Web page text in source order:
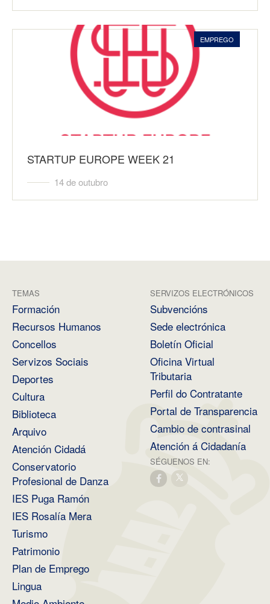
EMPREGO
STARTUP EUROPE WEEK 21
14 de outubro
TEMAS
Formación
Recursos Humanos
Concellos
Servizos Sociais
Deportes
Cultura
Biblioteca
Arquivo
Atención Cidadá
Conservatorio
Profesional de Danza
IES Puga Ramón
IES Rosalía Mera
Turismo
Patrimonio
Plan de Emprego
Lingua
SERVIZOS ELECTRÓNICOS
Subvencións
Sede electrónica
Boletín Oficial
Oficina Virtual
Tributaria
Perfil do Contratante
Portal de Transparencia
Cambio de contrasinal
Atención á Cidadanía
SÉGUENOS EN: